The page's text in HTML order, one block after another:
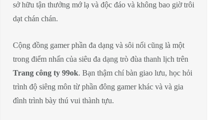
sở hữu tận thưởng mớ lạ và độc đáo và không bao giờ trôi
dạt chán chán.
Cộng đồng gamer phần đa dạng và sôi nổi cũng là một
trong điểm nhấn của siêu đa dạng trò đùa thanh lịch trên
Trang công ty 99ok. Bạn thậm chí bàn giao lưu, học hỏi
trình độ siêng môn từ phần đông gamer khác và và gia
đình trình bày thú vui thành tựu.